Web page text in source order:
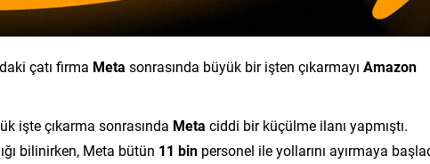
çatı firma Meta sonrasında büyük bir işten çıkarmayı Amazon
işte çıkarma sonrasında Meta ciddi bir küçülme ilanı yapmıştı.
bilinirken, Meta bütün 11 bin personel ile yollarını ayırmaya